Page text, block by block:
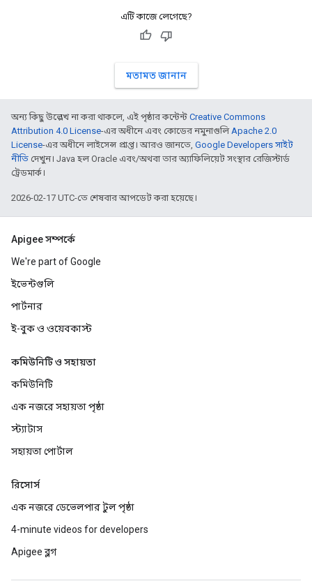
এটি কাজে লেগেছে?
মতামত জানান
অন্য কিছু উল্লেখ না করা থাকলে, এই পৃষ্ঠার কন্টেন্ট Creative Commons
Attribution 4.0 License-এর অধীনে এবং কোডের নমুনাগুলিApache 2.0
License-এর অধীনে লাইসেন্স প্রাপ্ত। আরও জানতে, Google Developers সাইট
নীতি দেখুন। Java হল Oracle এবং/অথবা তার অ্যাফিলিয়েট সংস্থার রেজিস্টার্ড
ট্রেডমার্ক।
2026-02-17 UTC-তে শেষবার আপডেট করা হয়েছে।
Apigee সম্পর্কে
We're part of Google
ইভেন্টগুলি
পার্টনার
ই-বুক ও ওয়েবকাস্ট
কমিউনিটি ও সহায়তা
কমিউনিটি
এক নজরে সহায়তা পৃষ্ঠা
স্ট্যাটাস
সহায়তা পোর্টাল
রিসোর্স
এক নজরে ডেভেলপার টুল পৃষ্ঠা
4-minute videos for developers
Apigee ব্লগ